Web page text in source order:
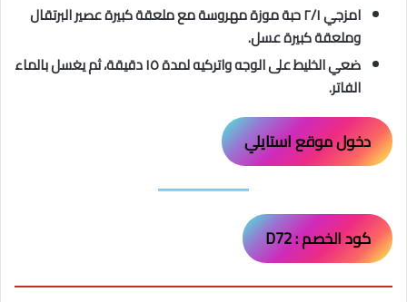
امزجي ٢/١ حبة موزة مهروسة مع ملعقة كبيرة عصير البرتقال
وملعقة كبيرة عسل.
ضعي الخليط على الوجه واتركيه لمدة ١٥ دقيقة، ثم يغسل بالماء
الفاتر.
دخول موقع استايلي
كود الخصم : D72